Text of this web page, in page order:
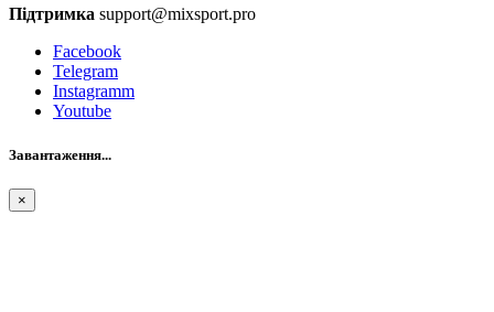
Підтримка support@mixsport.pro
Facebook
Telegram
Instagramm
Youtube
Завантаження...
×